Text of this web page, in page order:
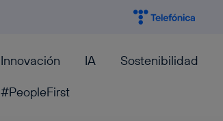
Innovación IA Sostenibilidad
#PeopleFirst